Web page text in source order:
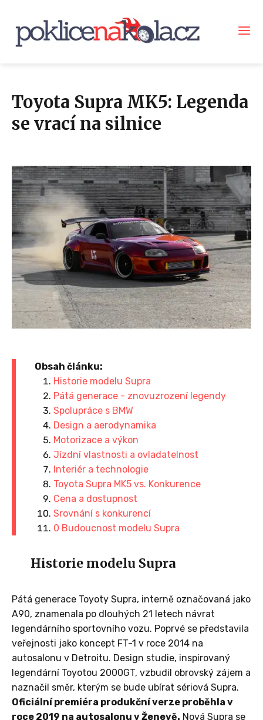
Toyota Supra MK5: Legenda
se vrací na silnice
Obsah článku:
Historie modelu Supra
Pátá generace - znovuzrození legendy
Spolupráce s BMW
Design a aerodynamika
Motorizace a výkon
Jízdní vlastnosti a ovladatelnost
Interiér a technologie
Toyota Supra MK5 vs. Konkurence
Cena a dostupnost
Srovnání s konkurencí
0 Budoucnost modelu Supra
Historie modelu Supra
Pátá generace Toyoty Supra, interně označovaná jako
A90, znamenala po dlouhých 21 letech návrat
legendárního sportovního vozu. Poprvé se představila
veřejnosti jako koncept FT-1 v roce 2014 na
autosalonu v Detroitu. Design studie, inspirovaný
legendární Toyotou 2000GT, vzbudil obrovský zájem a
naznačil směr, kterým se bude ubírat sériová Supra.
Oficiální premiéra produkční verze proběhla v
roce 2019 na autosalonu v Ženevě. Nová Supra se